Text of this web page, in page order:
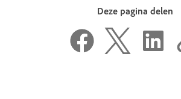
Deze pagina delen